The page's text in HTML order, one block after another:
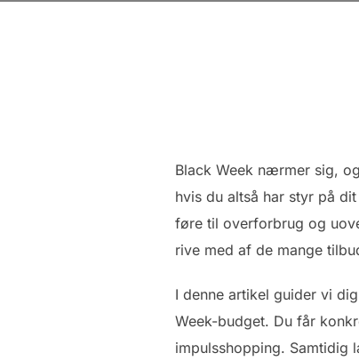
Black Week nærmer sig,
hvis du altså har styr på
føre til overforbrug og
rive med af de mange
I denne artikel guider vi
Week-budget. Du får
impulsshopping.